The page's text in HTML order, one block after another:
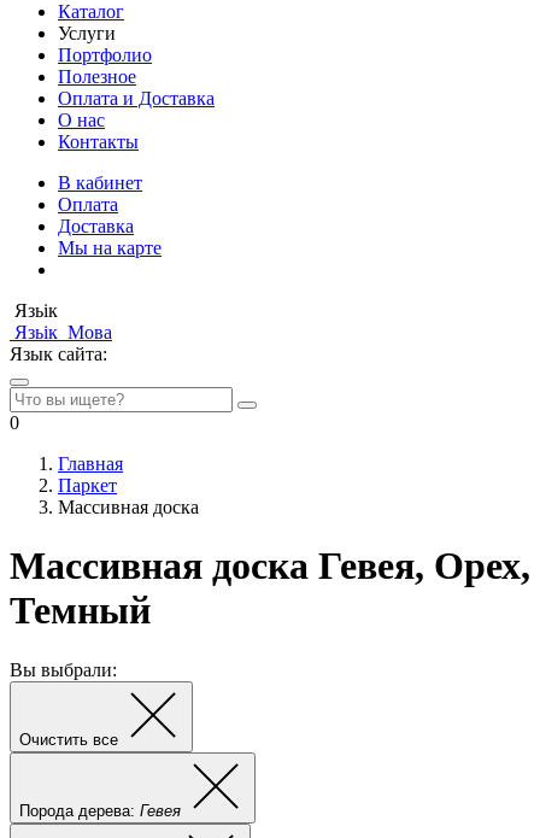
Каталог
Услуги
Портфолио
Полезное
Оплата и Доставка
О нас
Контакты
В кабинет
Оплата
Доставка
Мы на карте
Язьік
Язьік Мова
Язык сайта:
0
Главная
Паркет
Массивная доска
Массивная доска Гевея, Орех,
Темный
Вы выбрали:
Очистить все
Порода дерева: Гевея